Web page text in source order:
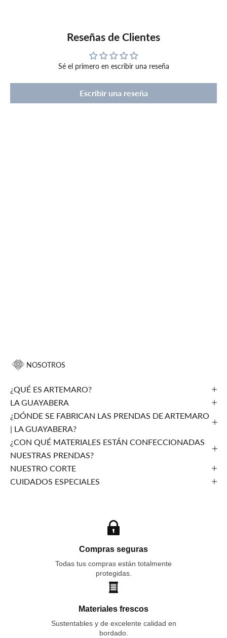
Reseñas de Clientes
Sé el primero en escribir una reseña
Escribir una reseña
NOSOTROS
¿QUÉ ES ARTEMARO?
LA GUAYABERA
¿DÓNDE SE FABRICAN LAS PRENDAS DE ARTEMARO
| LA GUAYABERA?
¿CON QUÉ MATERIALES ESTÁN CONFECCIONADAS
NUESTRAS PRENDAS?
NUESTRO CORTE
CUIDADOS ESPECIALES
Compras seguras
Todas tus compras están totalmente
protegidas.
Materiales frescos
Sustentables y de excelente calidad en
bordado.